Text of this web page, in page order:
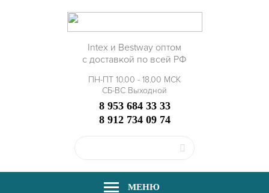
Intex и Bestway оптом
с доставкой по всей РФ
ПН-ПТ 10.00 - 18.00 МСК
СБ-ВС Выходной
8 953 684 33 33
8 912 734 09 74
МЕНЮ